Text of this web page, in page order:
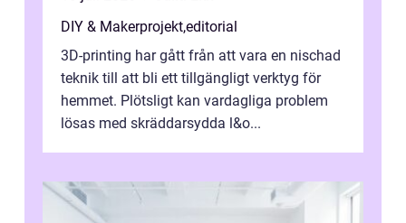
DIY & Makerprojekt,editorial
3D-printing har gått från att vara en nischad
teknik till att bli ett tillgängligt verktyg för
hemmet. Plötsligt kan vardagliga problem
lösas med skräddarsydda l&o...